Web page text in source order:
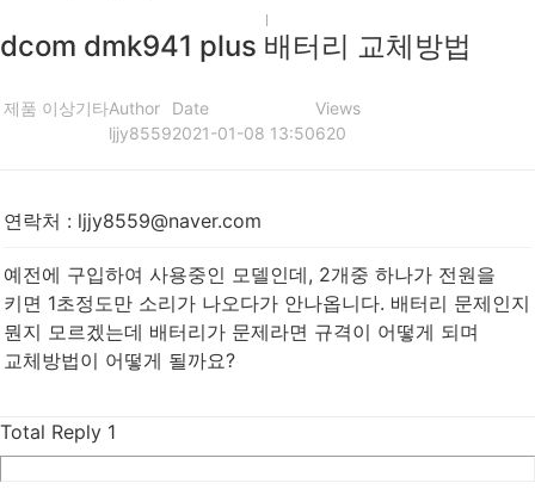
dcom dmk941 plus 배터리 교체방법
제품 이상기타Author
ljjy8559
Date
2021-01-08 13:50
Views
620
연락처 : ljjy8559@naver.com
예전에 구입하여 사용중인 모델인데, 2개중 하나가 전원을
키면 1초정도만 소리가 나오다가 안나옵니다. 배터리 문제인지
뭔지 모르겠는데 배터리가 문제라면 규격이 어떻게 되며
교체방법이 어떻게 될까요?
Total Reply 1